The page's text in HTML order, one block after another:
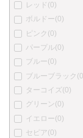
あかしや(0)
アキュラ(0)
オートポイント
バヤード(0)
ベクスレー
ブレイリオ (0)
バーバーリー(0)
ブルガリ (0)
カンポマルツィオ
カーター(0)
レッド (0)
ボルドー(0)
ピンク (0)
パープル(0)
ブルー(0)
ブルーブラック
ターコイズ(0)
グリーン (0)
イエロー(0)
セピア(0)